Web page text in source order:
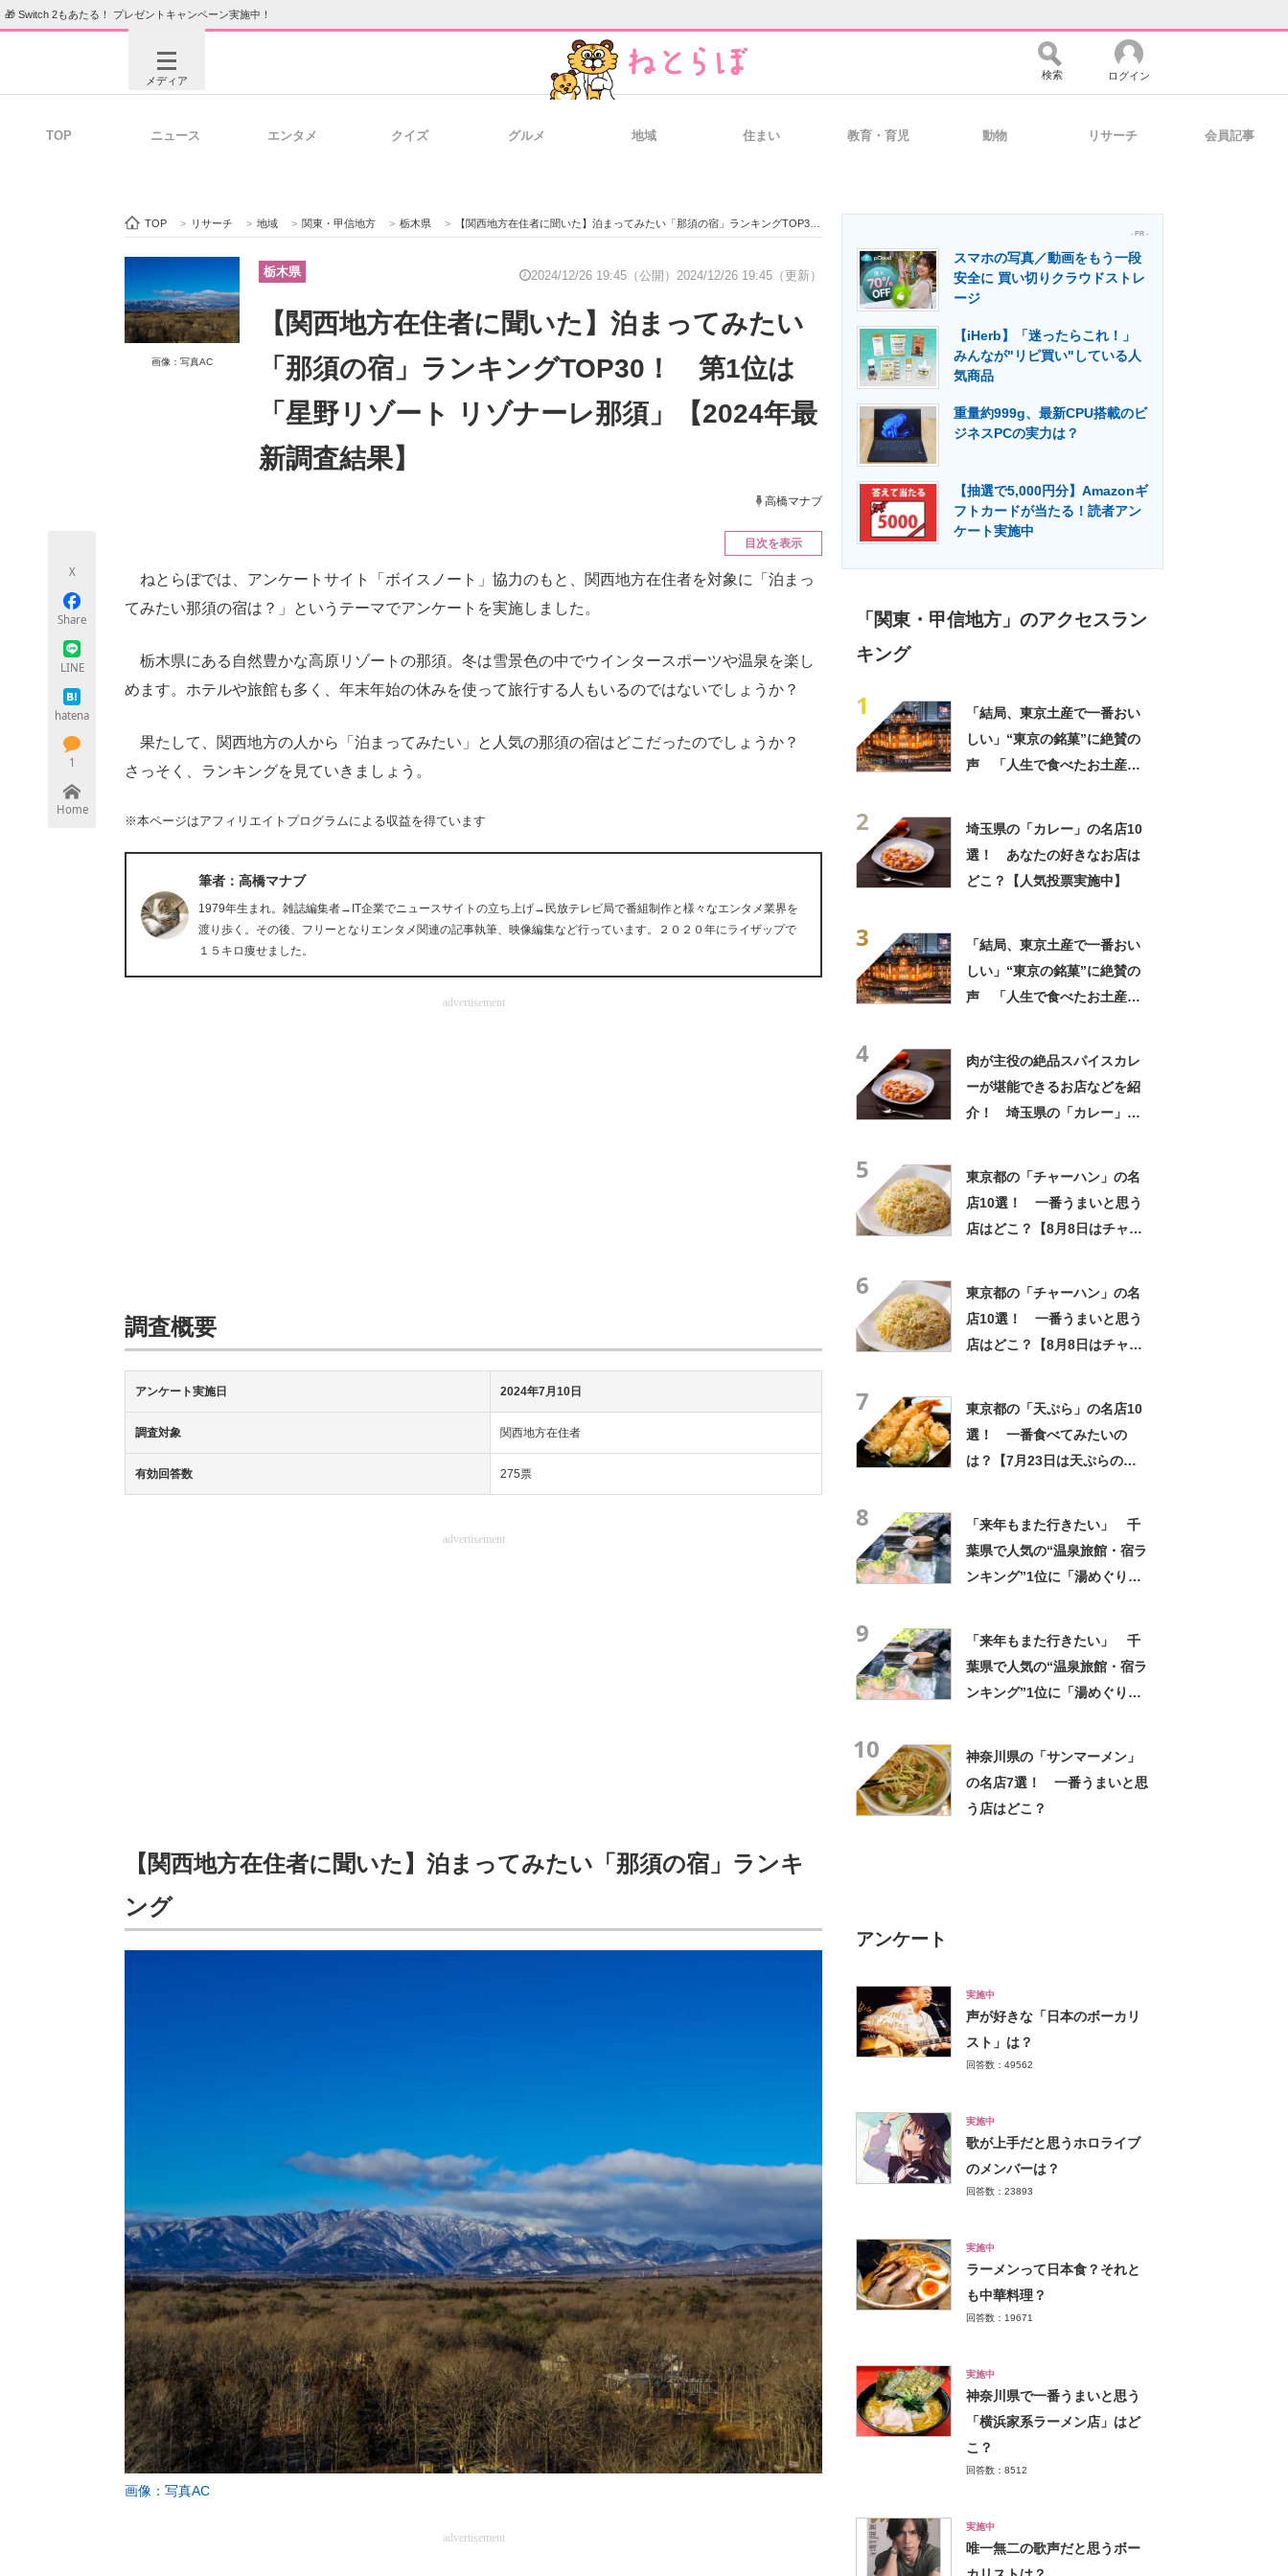
🎁 Switch 2もあたる！ プレゼントキャンペーン実施中！
メディア
ビジネスと働き方のヒント 経営リーダーのコミュニティ マーケ×ITの今がよく分かる
企業向けIT製品の総合サイト 製造業のIT導入・活用を支援
モノづくり技術者専門サイト エレクトロニクス専門サイト エネルギーの専門メディア 建設×テクノロジーの最前線
検索 ログイン
TOP ニュース エンタメ クイズ グルメ 地域 住まい 教育・育児 動物 リサーチ 会員記事
TOP > リサーチ > 地域 > 関東・甲信地方 > 栃木県 > 【関西地方在住者に聞いた】泊まってみたい「那須の宿」ランキングTOP30！ 第1位は「星野リゾート リゾナーレ那須」【2024年最新調査結果】
画像：写真AC
栃木県 2024/12/26 19:45（公開） 2024/12/26 19:45（更新）
【関西地方在住者に聞いた】泊まってみたい
「那須の宿」ランキングTOP30！ 第1位は
「星野リゾート リゾナーレ那須」【2024年最
新調査結果】
高橋マナブ
X
Share
LINE
hatena
1
Home
目次を表示
ねとらぼでは、アンケートサイト「ボイスノート」協力のもと、関西地方在住者を対象に「泊まっ
てみたい那須の宿は？」というテーマでアンケートを実施しました。
栃木県にある自然豊かな高原リゾートの那須。冬は雪景色の中でウインタースポーツや温泉を楽し
めます。ホテルや旅館も多く、年末年始の休みを使って旅行する人もいるのではないでしょうか？
果たして、関西地方の人から「泊まってみたい」と人気の那須の宿はどこだったのでしょうか？
さっそく、ランキングを見ていきましょう。
※本ページはアフィリエイトプログラムによる収益を得ています
筆者：高橋マナブ
1979年生まれ。雑誌編集者→IT企業でニュースサイトの立ち上げ→民放テレビ局で番組制作と様々なエンタメ業界を
渡り歩く。その後、フリーとなりエンタメ関連の記事執筆、映像編集など行っています。２０２０年にライザップで
１５キロ痩せました。
advertisement
調査概要
アンケート実施日 2024年7月10日
調査対象 関西地方在住者
有効回答数 275票
advertisement
【関西地方在住者に聞いた】泊まってみたい「那須の宿」ランキ
ング
画像：写真AC
advertisement
- PR -
スマホの写真／動画をもう一段
安全に 買い切りクラウドストレ
ージ
【iHerb】「迷ったらこれ！」
みんなが"リピ買い"している人
気商品
重量約999g、最新CPU搭載のビ
ジネスPCの実力は？
【抽選で5,000円分】Amazonギ
フトカードが当たる！読者アン
ケート実施中
「関東・甲信地方」のアクセスラン
キング
1
「結局、東京土産で一番おい
しい」“東京の銘菓”に絶賛の
声 「人生で食べたお土産の
2
埼玉県の「カレー」の名店10
選！ あなたの好きなお店は
どこ？【人気投票実施中】
3
「結局、東京土産で一番おい
しい」“東京の銘菓”に絶賛の
声 「人生で食べたお土産の
4
肉が主役の絶品スパイスカレ
ーが堪能できるお店などを紹
介！ 埼玉県の「カレー」の
5
東京都の「チャーハン」の名
店10選！ 一番うまいと思う
店はどこ？【8月8日はチャー
6
東京都の「チャーハン」の名
店10選！ 一番うまいと思う
店はどこ？【8月8日はチャー
7
東京都の「天ぷら」の名店10
選！ 一番食べてみたいの
は？【7月23日は天ぷらの
8
「来年もまた行きたい」 千
葉県で人気の“温泉旅館・宿ラ
ンキング”1位に「湯めぐりで
9
「来年もまた行きたい」 千
葉県で人気の“温泉旅館・宿ラ
ンキング”1位に「湯めぐりで
10
神奈川県の「サンマーメン」
の名店7選！ 一番うまいと思
う店はどこ？
アンケート
実施中
声が好きな「日本のボーカリ
スト」は？
回答数：49562
実施中
歌が上手だと思うホロライブ
のメンバーは？
回答数：23893
実施中
ラーメンって日本食？それと
も中華料理？
回答数：19671
実施中
神奈川県で一番うまいと思う
「横浜家系ラーメン店」はど
こ？
回答数：8512
実施中
唯一無二の歌声だと思うボー